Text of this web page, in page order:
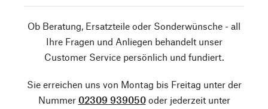
Ob Beratung, Ersatzteile oder Sonderwünsche - all
Ihre Fragen und Anliegen behandelt unser
Customer Service persönlich und fundiert.
Sie erreichen uns von Montag bis Freitag unter der
Nummer 02309 939050oder jederzeit unter